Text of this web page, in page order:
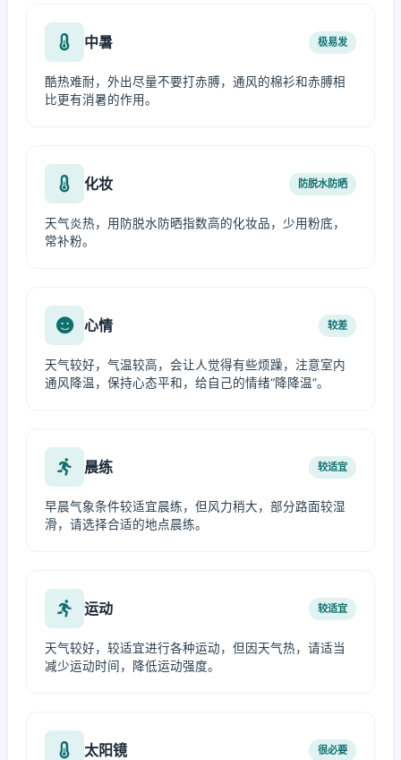
中暑 极易发
酷热难耐，外出尽量不要打赤膊，通风的棉衫和赤膊相
比更有消暑的作用。
化妆 防脱水防晒
天气炎热，用防脱水防晒指数高的化妆品，少用粉底，
常补粉。
心情 较差
天气较好，气温较高，会让人觉得有些烦躁，注意室内
通风降温，保持心态平和，给自己的情绪“降降温”。
晨练 较适宜
早晨气象条件较适宜晨练，但风力稍大，部分路面较湿
滑，请选择合适的地点晨练。
运动 较适宜
天气较好，较适宜进行各种运动，但因天气热，请适当
减少运动时间，降低运动强度。
太阳镜 很必要